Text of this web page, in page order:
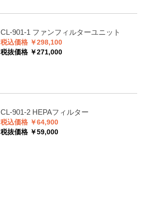
CL-901-1 ファンフィルターユニット
税込価格 ￥298,100
税抜価格 ￥271,000
CL-901-2 HEPAフィルター
税込価格 ￥64,900
税抜価格 ￥59,000